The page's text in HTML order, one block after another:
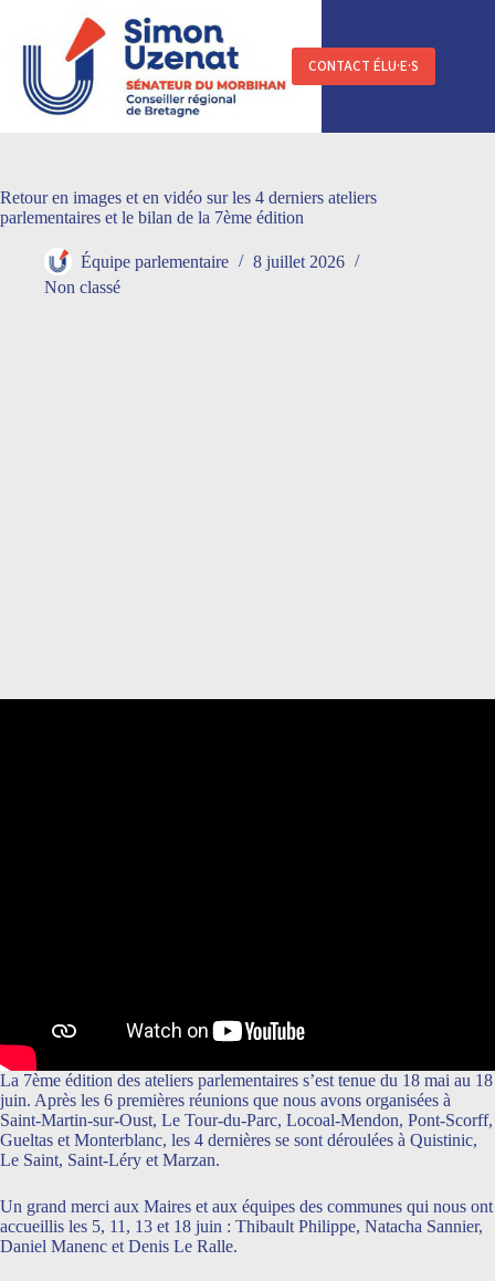
contenu
CONTACT ÉLU·E·S
Retour en images et en vidéo sur les 4 derniers ateliers
parlementaires et le bilan de la 7ème édition
Équipe parlementaire
8 juillet 2026
Non classé
La 7ème édition des ateliers parlementaires s’est tenue du 18 mai au 18
juin. Après les 6 premières réunions que nous avons organisées à
Saint-Martin-sur-Oust, Le Tour-du-Parc, Locoal-Mendon, Pont-Scorff,
Gueltas et Monterblanc, les 4 dernières se sont déroulées à Quistinic,
Le Saint, Saint-Léry et Marzan.
Un grand merci aux Maires et aux équipes des communes qui nous ont
accueillis les 5, 11, 13 et 18 juin : Thibault Philippe, Natacha Sannier,
Daniel Manenc et Denis Le Ralle.